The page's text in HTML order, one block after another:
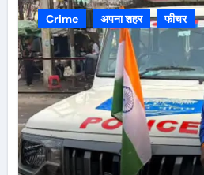
Crime अपना शहर फीचर